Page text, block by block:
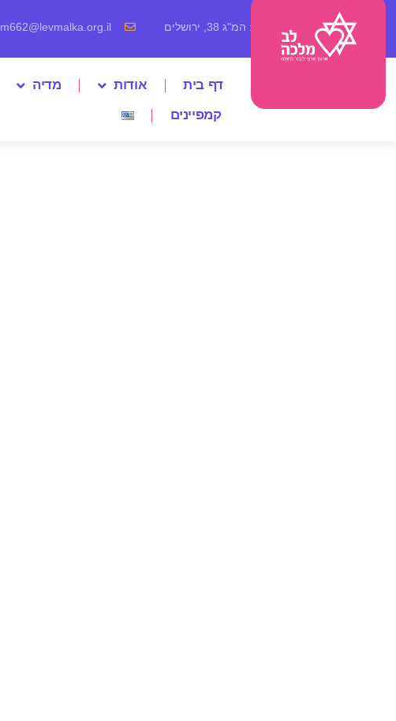
כתובת: המ"ג 38, ירושלים m662@levmalka.org.il
דף בית אודות מדיה
קמפיינים